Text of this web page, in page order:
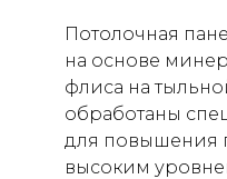
Потолочная
на основе
флиса на
обработаны
для повышения
высоким